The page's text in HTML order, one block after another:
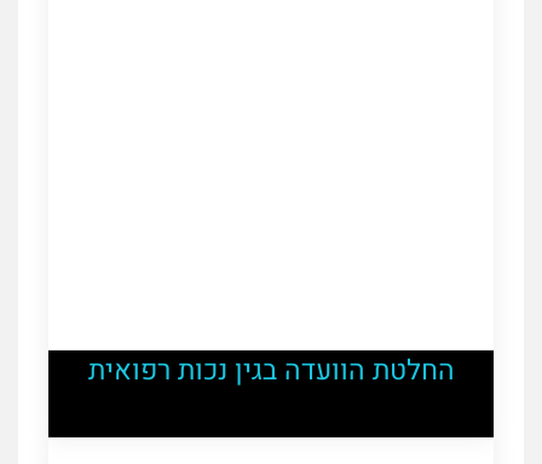
החלטת הוועדה בגין נכות רפואית